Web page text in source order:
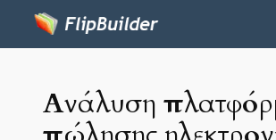
Ανάλυση